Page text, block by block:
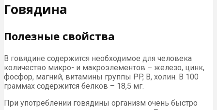
Говядина
Полезные свойства
В говядине содержится необходимое для человека
количество микро- и макроэлементов – железо, цинк,
фосфор, магний, витамины группы PP, B, холин. В 100
граммах содержится белков – 18,5 мг.
При употреблении говядины организм очень быстро